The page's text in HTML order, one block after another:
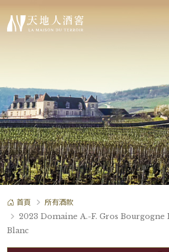
首頁
所有酒款
2023 Domaine A.-F. Gros Bourgogne
Blanc